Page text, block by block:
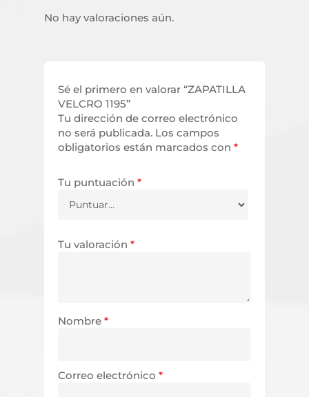
No hay valoraciones aún.
Sé el primero en valorar “ZAPATILLA
VELCRO 1195”
Tu dirección de correo electrónico
no será publicada. Los campos
obligatorios están marcados con *
Tu puntuación *
Tu valoración *
Nombre *
Correo electrónico *